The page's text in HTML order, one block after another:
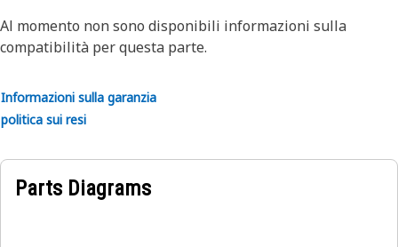
Al momento non sono disponibili informazioni sulla
compatibilità per questa parte.
Informazioni sulla garanzia
politica sui resi
Parts Diagrams